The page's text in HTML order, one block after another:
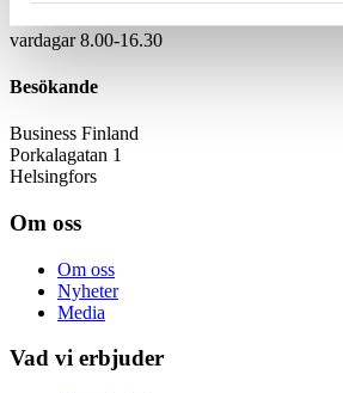
vardagar 8.00-16.30
Besökande
Business Finland
Porkalagatan 1
Helsingfors
Om oss
Om oss
Nyheter
Media
Vad vi erbjuder